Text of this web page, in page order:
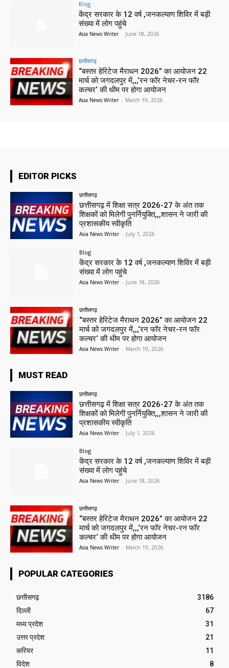
Blog
केंद्र सरकार के 12 वर्ष ,जनकल्याण शिविर में बड़ी
संख्या में लोग पहुंचे
Asia News Writer - June 18, 2026
छत्तीसगढ़
“बस्तर हेरिटेज मैराथन 2026” का आयोजन 22
मार्च को जगदलपुर में,,,‘रन फॉर नेचर-रन फॉर
कल्चर‘ की थीम पर होगा आयोजन
Asia News Writer - March 19, 2026
EDITOR PICKS
छत्तीसगढ़
छत्तीसगढ़ में शिक्षा सत्र 2026-27 के अंत तक
शिक्षकों को मिलेगी पुनर्नियुक्ति,,,शासन ने जारी की
प्रशासकीय स्वीकृति
Asia News Writer - July 1, 2026
Blog
केंद्र सरकार के 12 वर्ष ,जनकल्याण शिविर में बड़ी
संख्या में लोग पहुंचे
Asia News Writer - June 18, 2026
छत्तीसगढ़
“बस्तर हेरिटेज मैराथन 2026” का आयोजन 22
मार्च को जगदलपुर में,,,‘रन फॉर नेचर-रन फॉर
कल्चर‘ की थीम पर होगा आयोजन
Asia News Writer - March 19, 2026
MUST READ
छत्तीसगढ़
छत्तीसगढ़ में शिक्षा सत्र 2026-27 के अंत तक
शिक्षकों को मिलेगी पुनर्नियुक्ति,,,शासन ने जारी की
प्रशासकीय स्वीकृति
Asia News Writer - July 1, 2026
Blog
केंद्र सरकार के 12 वर्ष ,जनकल्याण शिविर में बड़ी
संख्या में लोग पहुंचे
Asia News Writer - June 18, 2026
छत्तीसगढ़
“बस्तर हेरिटेज मैराथन 2026” का आयोजन 22
मार्च को जगदलपुर में,,,‘रन फॉर नेचर-रन फॉर
कल्चर‘ की थीम पर होगा आयोजन
Asia News Writer - March 19, 2026
POPULAR CATEGORIES
छत्तीसगढ़
3186
दिल्ली
67
मध्य प्रदेश
31
उत्तर प्रदेश
21
करियर
11
विदेश
8